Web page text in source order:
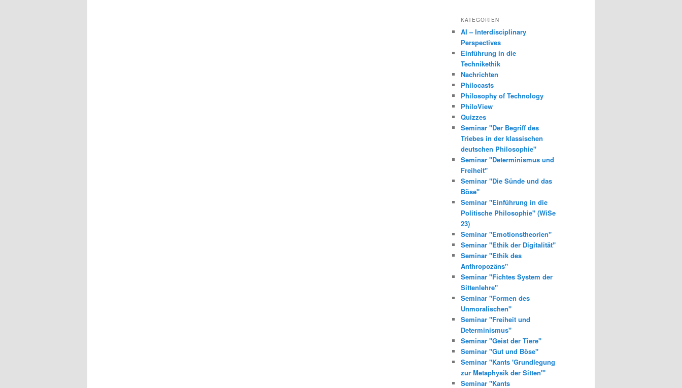
KATEGORIEN
AI – Interdisciplinary
Perspectives
Einführung in die
Technikethik
Nachrichten
Philocasts
Philosophy of Technology
PhiloView
Quizzes
Seminar "Der Begriff des
Triebes in der klassischen
deutschen Philosophie"
Seminar "Determinismus und
Freiheit"
Seminar "Die Sünde und das
Böse"
Seminar "Einführung in die
Politische Philosophie" (WiSe
23)
Seminar "Emotionstheorien"
Seminar "Ethik der Digitalität"
Seminar "Ethik des
Anthropozäns"
Seminar "Fichtes System der
Sittenlehre"
Seminar "Formen des
Unmoralischen"
Seminar "Freiheit und
Determinismus"
Seminar "Geist der Tiere"
Seminar "Gut und Böse"
Seminar "Kants 'Grundlegung
zur Metaphysik der Sitten'"
Seminar "Kants